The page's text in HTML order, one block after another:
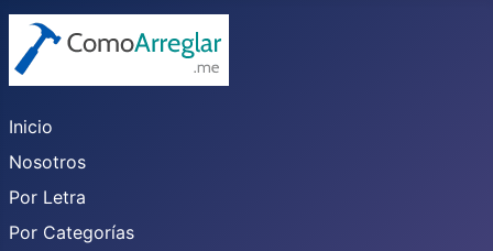
Inicio
Nosotros
Por Letra
Por Categorías